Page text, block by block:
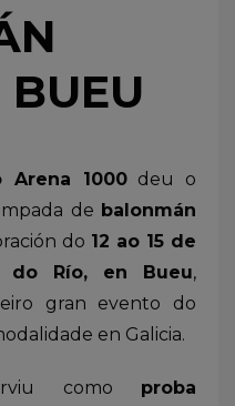
Arena 1000deu o
de balonmán
do 12 ao 15 de
do Río, en Bueu,
gran evento do
en Galicia.
como proba